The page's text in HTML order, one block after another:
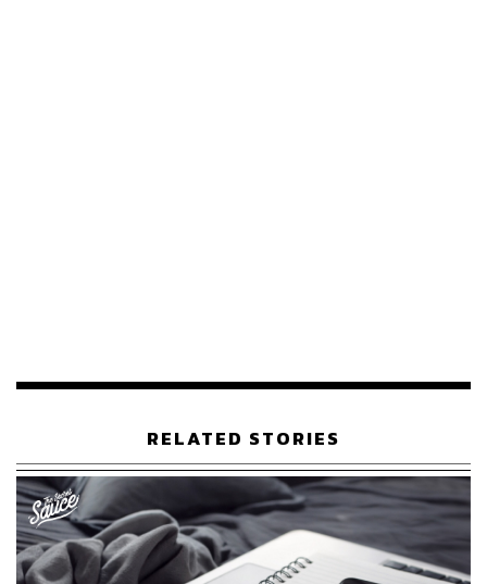
RELATED STORIES